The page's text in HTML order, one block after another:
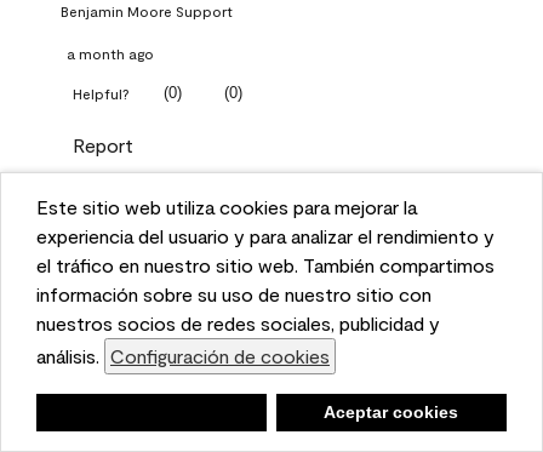
This website uses cookies to enhance user experience
and to analyze performance and traffic on our website.
We also share information about your use of our site
with our social media, advertising, and analytics
partners. Cookie Settings
Accept Cookies
Este sitio web utiliza cookies para mejorar la
experiencia del usuario y para analizar el rendimiento y
el tráfico en nuestro sitio web. También compartimos
información sobre su uso de nuestro sitio con
nuestros socios de redes sociales, publicidad y
análisis. Configuración de cookies
Aceptar cookies
Benjamin Moore Support
a month ago
Helpful? (0) (0)
Report
Q: What Aura paint color
should I use in north facing
entryway?
1 Answer